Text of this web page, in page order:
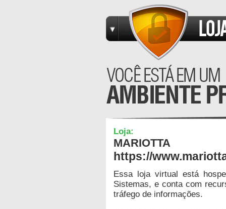
Loja:
MARIOTTA
https://
Essa loja virtual está
Sistemas, e conta com
tráfego de informações.